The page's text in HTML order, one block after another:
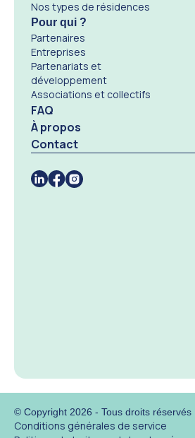
Nos types de résidences
Pour qui ?
Partenaires
Entreprises
Partenariats et
développement
Associations et collectifs
FAQ
À propos
Contact
© Copyright 2026 - Tous droits réservés
Conditions générales de service